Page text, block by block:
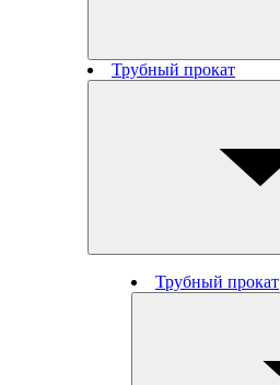
Трубный прокат
Трубный прокат